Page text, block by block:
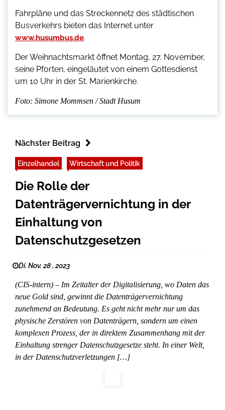
Fahrpläne und das Streckennetz des städtischen
Busverkehrs bieten das Internet unter
www.husumbus.de.
Der Weihnachtsmarkt öffnet Montag, 27. November,
seine Pforten, eingeläutet von einem Gottesdienst
um 10 Uhr in der St. Marienkirche.
Foto: Simone Mommsen / Stadt Husum
Nächster Beitrag
Einzelhandel Wirtschaft und Politik
Die Rolle der
Datenträgervernichtung in der
Einhaltung von
Datenschutzgesetzen
Di. Nov. 28 , 2023
(CIS-intern) – Im Zeitalter der Digitalisierung, wo Daten das
neue Gold sind, gewinnt die Datenträgervernichtung
zunehmend an Bedeutung. Es geht nicht mehr nur um das
physische Zerstören von Datenträgern, sondern um einen
komplexen Prozess, der in direktem Zusammenhang mit der
Einhaltung strenger Datenschutzgesetze steht. In einer Welt,
in der Datenschutzverletzungen […]